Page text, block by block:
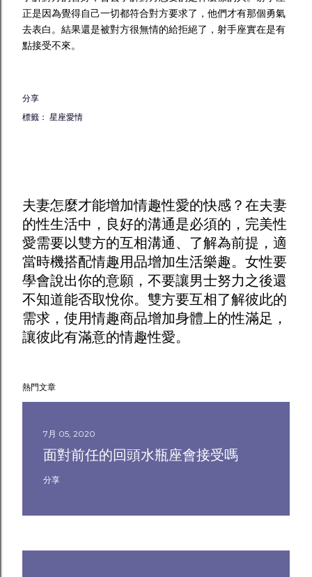
正是因為覺得自己一切都符合對方要求了，他們才有那個勇氣
去表白。結果還是被對方很無情的給拒絕了，射手座實在是有
點接受不來。
分享
標籤： 星座愛情
夫妻怎麼才能增加情趣性愛的快感？在夫妻
的性生活中，良好的溝通是必須的，完美性
愛需要以雙方的互相溝通、了解為前提，適
當時機搭配情趣用品增加生活樂趣。女性要
學會說出你的意願，不要讓男士努力之後還
不知道能否取悅你。雙方要互相了解彼此的
需求，使用情趣商品增加身體上的性滿足，
讓彼此有滿意的情趣性愛。
熱門文章
7月 05, 2020
面對前任的回頭水瓶座會接受嗎
分享